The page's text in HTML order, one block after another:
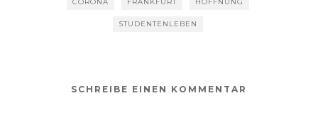
CORONA FRANKFURT HOFFNUNG
STUDENTENLEBEN
SCHREIBE EINEN KOMMENTAR